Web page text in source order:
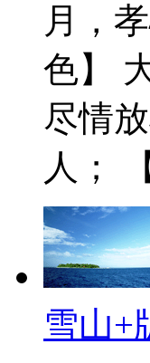
月，
色】
尽情
人；
雪山+